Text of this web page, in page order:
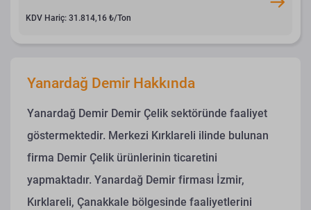
KDV Hariç: 31.814,16 ₺/Ton
Yanardağ Demir Hakkında
Yanardağ Demir Demir Çelik sektöründe faaliyet
göstermektedir. Merkezi Kırklareli ilinde bulunan
firma Demir Çelik ürünlerinin ticaretini
yapmaktadır. Yanardağ Demir firması İzmir,
Kırklareli, Çanakkale bölgesinde faaliyetlerini